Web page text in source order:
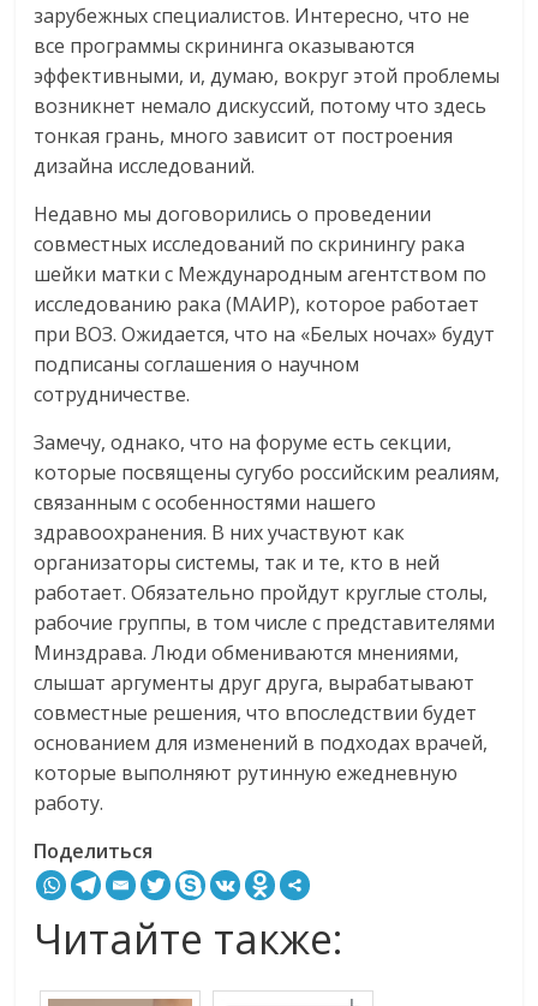
зарубежных специалистов. Интересно, что не
все программы скрининга оказываются
эффективными, и, думаю, вокруг этой проблемы
возникнет немало дискуссий, потому что здесь
тонкая грань, много зависит от построения
дизайна исследований.
Недавно мы договорились о проведении
совместных исследований по скринингу рака
шейки матки с Международным агентством по
исследованию рака (МАИР), которое работает
при ВОЗ. Ожидается, что на «Белых ночах» будут
подписаны соглашения о научном
сотрудничестве.
Замечу, однако, что на форуме есть секции,
которые посвящены сугубо российским реалиям,
связанным с особенностями нашего
здравоохранения. В них участвуют как
организаторы системы, так и те, кто в ней
работает. Обязательно пройдут круглые столы,
рабочие группы, в том числе с представителями
Минздрава. Люди обмениваются мнениями,
слышат аргументы друг друга, вырабатывают
совместные решения, что впоследствии будет
основанием для изменений в подходах врачей,
которые выполняют рутинную ежедневную
работу.
Поделиться
Читайте также: